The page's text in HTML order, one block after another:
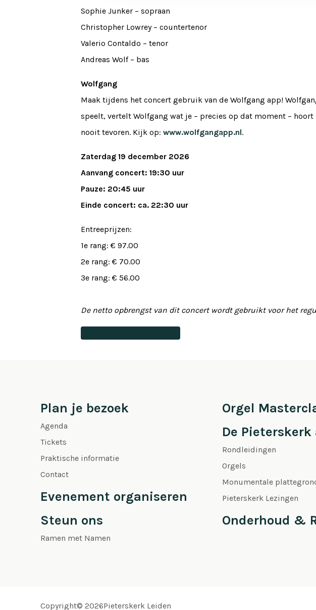
Sophie Junker – sopraan
Christopher Lowrey – countertenor
Valerio Contaldo – tenor
Andreas Wolf – bas
Wolfgang
Maak tijdens het concert gebruik van de Wolfgang app!
speelt, vertelt Wolfgang wat je – precies op dat moment –
nooit tevoren. Kijk op: www.wolfgangapp.nl.
Zaterdag 19 december 2026
Aanvang concert: 19:30 uur
Pauze: 20:45 uur
Einde concert: ca. 22:30 uur
Entreeprijzen:
1e rang: € 97.00
2e rang: € 70.00
3e rang: € 56.00
De netto opbrengst van dit concert wordt gebruikt voor het
Plan je bezoek
Agenda
Tickets
Praktische informatie
Contact
Evenement organiseren
Steun ons
Ramen met Namen
Orgel
De
Rondleidingen
Orgels
Monumentale
Pieterskerk Lezingen
Onderhoud &
Copyright© 2026Pieterskerk Leiden